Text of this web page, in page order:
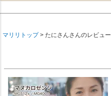
マリリトップ たにさんさんのレビュー